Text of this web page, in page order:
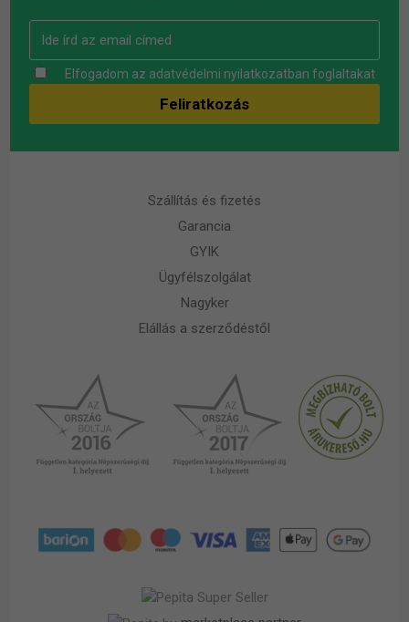
Elfogadom az adatvédelmi nyilatkozatban foglaltakat
Szállítás és fizetés
Garancia
GYIK
Ügyfélszolgálat
Nagyker
Elállás a szerződéstől